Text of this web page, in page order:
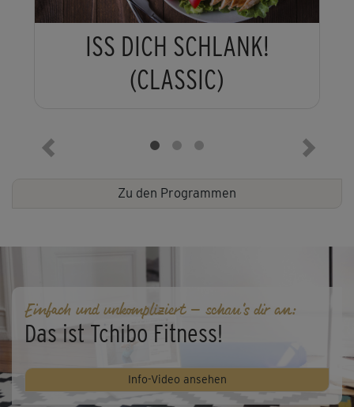
ISS DICH SCHLANK!
(CLASSIC)
Vorheriges Element
Zu den Programmen
Einfach und unkompliziert – schau's dir an:
Das ist Tchibo Fitness!
Info-Video ansehen